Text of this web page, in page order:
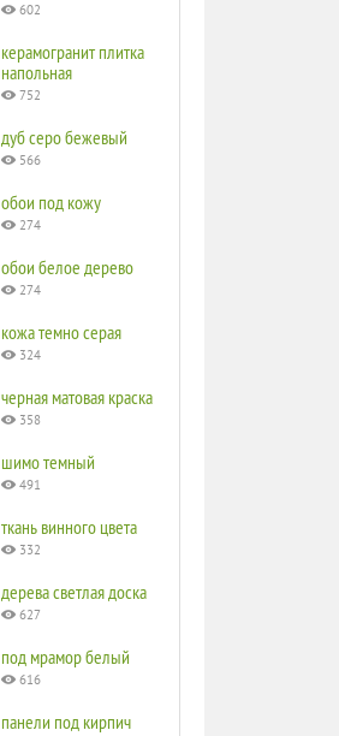
602
керамогранит плитка
напольная
752
дуб серо бежевый
566
обои под кожу
274
обои белое дерево
274
кожа темно серая
324
черная матовая краска
358
шимо темный
491
ткань винного цвета
332
дерева светлая доска
627
под мрамор белый
616
панели под кирпич